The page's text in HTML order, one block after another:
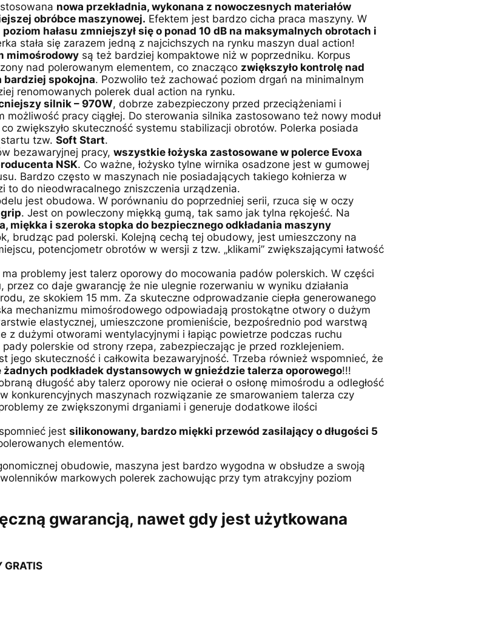
nowa przekładnia, wykonana z nowoczesnych materiałów
obróbce maszynowej. Efektem jest bardzo cicha praca maszyny. W
poziom hałasu zmniejszył się o ponad 10 dB na maksymalnych obrotach i
stała się zarazem jedną z najcichszych na rynku maszyn dual action!
mimośrodowysą też bardziej kompaktowe niż w poprzedniku. Korpus
nad polerowanym elementem, co znacząco zwiększyło kontrolę nad
bardziej spokojna. Pozwoliło też zachować poziom drgań na minimalnym
renomowanych polerek dual action na rynku.
silnik – 970W, dobrze zabezpieczony przed przeciążeniami i
pracy ciągłej. Do sterowania silnika zastosowano też nowy moduł
zwiększyło skuteczność systemu stabilizacji obrotów. Polerka posiada
tzw. Soft Start.
bezawaryjnej pracy, wszystkie łożyska zastosowane w polerce Evoxa
NSK. Co ważne, łożysko tylne wirnika osadzone jest w gumowej
Bardzo często w maszynach nie posiadających takiego kołnierza w
to do nieodwracalnego zniszczenia urządzenia.
jest obudowa. W porównaniu do poprzedniej serii, rzuca się w oczy
. Jest on powleczony miękką gumą, tak samo jak tylna rękojeść. Na
miękka i szeroka stopka do bezpiecznego odkładania maszyny
brudząc pad polerski. Kolejną cechą tej obudowy, jest umieszczony na
potencjometr obrotów w wersji z tzw. „klikami” zwiększającymi łatwość
problemy jest talerz oporowy do mocowania padów polerskich. W części
co daje gwarancję że nie ulegnie rozerwaniu w wyniku działania
ze skokiem 15 mm. Za skuteczne odprowadzanie ciepła generowanego
mechanizmu mimośrodowego odpowiadają prostokątne otwory o dużym
elastycznej, umieszczone promieniście, bezpośrednio pod warstwą
z dużymi otworami wentylacyjnymi i łapiąc powietrze podczas ruchu
polerskie od strony rzepa, zabezpieczając je przed rozklejeniem.
jego skuteczność i całkowita bezawaryjność. Trzeba również wspomnieć, że
żadnych podkładek dystansowych w gnieździe talerza oporowego!!!
długość aby talerz oporowy nie ocierał o osłonę mimośrodu a odległość
konkurencyjnych maszynach rozwiązanie ze smarowaniem talerza czy
ze zwiększonymi drganiami i generuje dodatkowe ilości
jest silikonowany, bardzo miękki przewód zasilający o długości 5
elementów.
obudowie, maszyna jest bardzo wygodna w obsłudze a swoją
markowych polerek zachowując przy tym atrakcyjny poziom
gwarancją, nawet gdy jest użytkowana
GRATIS